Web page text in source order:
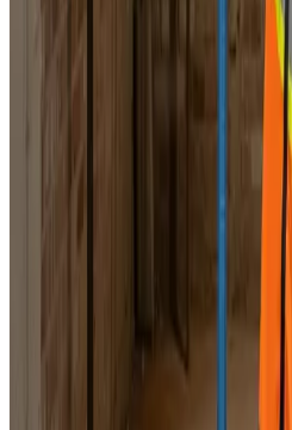
Specialister i alle mærker
70 60 30 04